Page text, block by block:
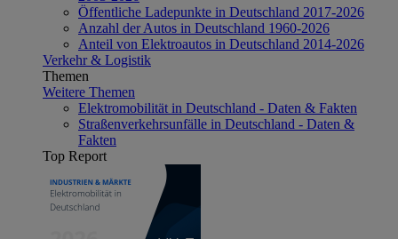
Öffentliche Ladepunkte in Deutschland 2017-2026
Anzahl der Autos in Deutschland 1960-2026
Anteil von Elektroautos in Deutschland 2014-2026
Verkehr & Logistik
Themen
Weitere Themen
Elektromobilität in Deutschland - Daten & Fakten
Straßenverkehrsunfälle in Deutschland - Daten &
Fakten
Top Report